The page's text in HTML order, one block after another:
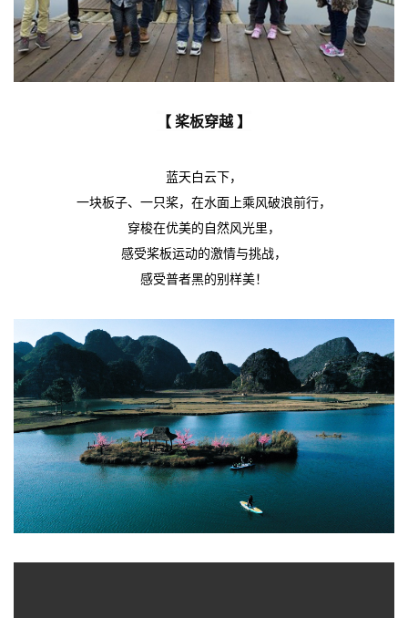
【 桨板穿越 】
蓝天白云下，
一块板子、一只桨，在水面上乘风破浪前行，
穿梭在优美的自然风光里，
感受桨板运动的激情与挑战，
感受普者黑的别样美！